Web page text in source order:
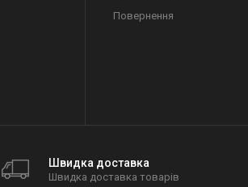
Повернення
Швидка доставка
Швидка доставка товарів